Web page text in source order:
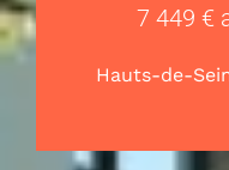
7 449 €
Hauts-de-